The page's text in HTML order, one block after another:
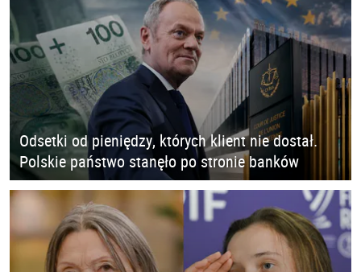
Odsetki od pieniędzy, których klient nie dostał.
Polskie państwo stanęło po stronie banków